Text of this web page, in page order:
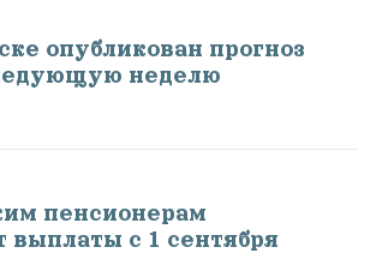
опубликован прогноз
неделю
пенсионерам
выплаты с 1 сентября